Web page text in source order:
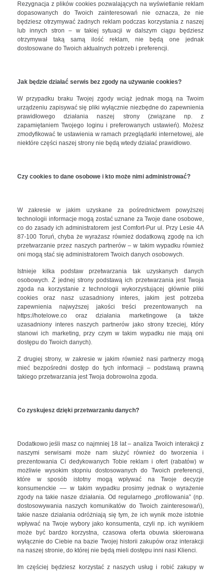
Rezygnacja z plików cookies pozwalających na wyświetlanie reklam
dopasowanych do Twoich zainteresowań nie oznacza, że nie
będziesz otrzymywać żadnych reklam podczas korzystania z naszej
lub innych stron – w takiej sytuacji w dalszym ciągu będziesz
otrzymywał taką samą ilość reklam, nie będą one jednak
dostosowane do Twoich aktualnych potrzeb i preferencji.
Jak będzie działać serwis bez zgody na używanie cookies?
W przypadku braku Twojej zgody wciąż jednak mogą na Twoim
urządzeniu zapisywać się pliki wyłącznie niezbędne do zapewnienia
prawidłowego działania naszej strony (związane np. z
zapamiętaniem Twojego loginu i preferowanych ustawień). Możesz
zmodyfikować te ustawienia w ramach przeglądarki internetowej, ale
niektóre części naszej strony nie będą wtedy działać prawidłowo.
Czy cookies to dane osobowe i kto może nimi administrować?
W zakresie w jakim uzyskane za pośrednictwem powyższej
technologii informacje mogą zostać uznane za Twoje dane osobowe,
co do zasady ich administratorem jest Comfort-Pur ul. Przy Lesie 4A
87-100 Toruń, chyba że wyrażasz również dodatkową zgodę na ich
przetwarzanie przez naszych partnerów – w takim wypadku również
oni mogą stać się administratorem Twoich danych osobowych.
Istnieje kilka podstaw przetwarzania tak uzyskanych danych
osobowych. Z jednej strony podstawą ich przetwarzania jest Twoja
zgoda na korzystanie z technologii wykorzystującej głównie pliki
cookies oraz nasz uzasadniony interes, jakim jest potrzeba
zapewnienia najwyższej jakości treści prezentowanych na
https://hotelowe.co oraz działania marketingowe (a także
uzasadniony interes naszych partnerów jako strony trzeciej, który
stanowi ich marketing, przy czym w takim wypadku nie mają oni
dostępu do Twoich danych).
Z drugiej strony, w zakresie w jakim również nasi partnerzy mogą
mieć bezpośredni dostęp do tych informacji – podstawą prawną
takiego przetwarzania jest Twoja dobrowolna zgoda.
Co zyskujesz dzięki przetwarzaniu danych?
Dodatkowo jeśli masz co najmniej 18 lat – analiza Twoich interakcji z
naszymi serwisami może nam służyć również do tworzenia i
prezentowania Ci dedykowanych Tobie reklam i ofert (rabatów) w
możliwie wysokim stopniu dostosowanych do Twoich preferencji,
które w sposób istotny mogą wpływać na Twoje decyzje
konsumenckie –– w takim wypadku prosimy jednak o wyrażenie
zgody na takie nasze działania. Od regularnego „profilowania” (np.
dostosowywania naszych komunikatów do Twoich zainteresowań),
takie nasze działania odróżniają się tym, że ich wynik może istotnie
wpływać na Twoje wybory jako konsumenta, czyli np. ich wynikiem
może być bardzo korzystna, czasowa oferta obuwia skierowana
wyłącznie do Ciebie na bazie Twojej historii zakupów oraz interakcji
na naszej stronie, do której nie będą mieli dostępu inni nasi Klienci.
Im częściej będziesz korzystać z naszych usług i robić zakupy w